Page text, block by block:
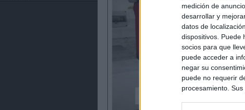
medición de
desarrollar y
datos de
dispositivos. Puede
socios para que
puede acceder a
negar su
puede no requerir
procesamiento.